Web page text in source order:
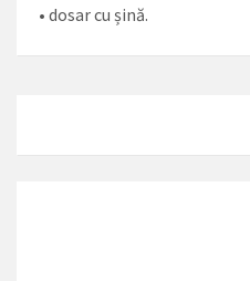
• dosar cu șină.